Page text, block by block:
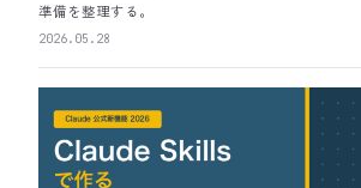
準備を整理する。
2026.05.28